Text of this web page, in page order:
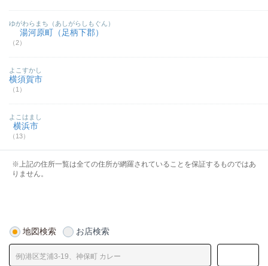
湯河原町（足柄下郡）
（2）
ゆがわらまち（あしがらしもぐん）
横須賀市
（1）
よこすかし
横浜市
（13）
よこはまし
※上記の住所一覧は全ての住所が網羅されていることを保証するものではあ
りません。
地図検索 お店検索